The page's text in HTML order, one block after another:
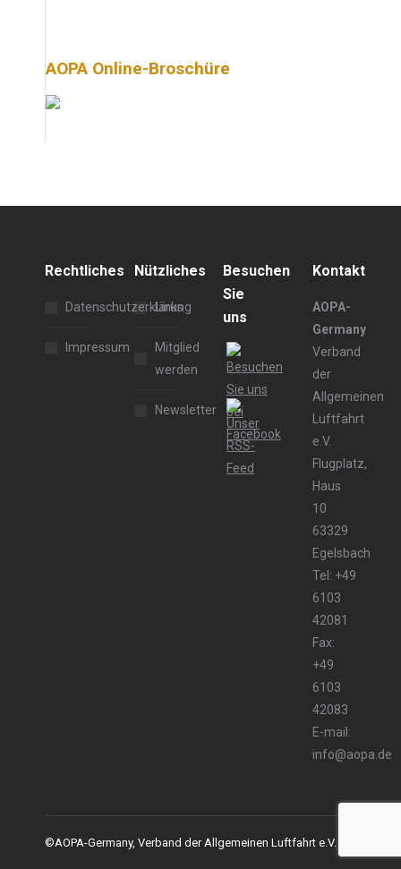
AOPA Online-Broschüre
Rechtliches
Datenschutzerklärung
Impressum
Nützliches
Links
Mitglied
werden
Newsletter
Besuchen
Sie
uns
Kontakt
AOPA-
Germany
Verband
der
Allgemeinen
Luftfahrt
e.V.
Flugplatz,
Haus
10
63329
Egelsbach
Tel: +49
6103
42081
Fax:
+49
6103
42083
E-mail:
info@aopa.de
©AOPA-Germany, Verband der Allgemeinen Luftfahrt e.V.